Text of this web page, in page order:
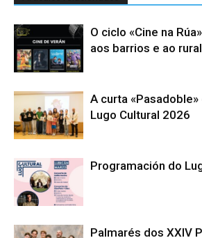
O ciclo «Cine na
aos barrios e ao
A curta
Lugo Cultural 2026
Programación do
Palmarés dos XXIV